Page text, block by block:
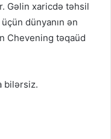
Gəlin xaricdə təhsil
dünyanın ən
Chevening təqaüd
bilərsiz.